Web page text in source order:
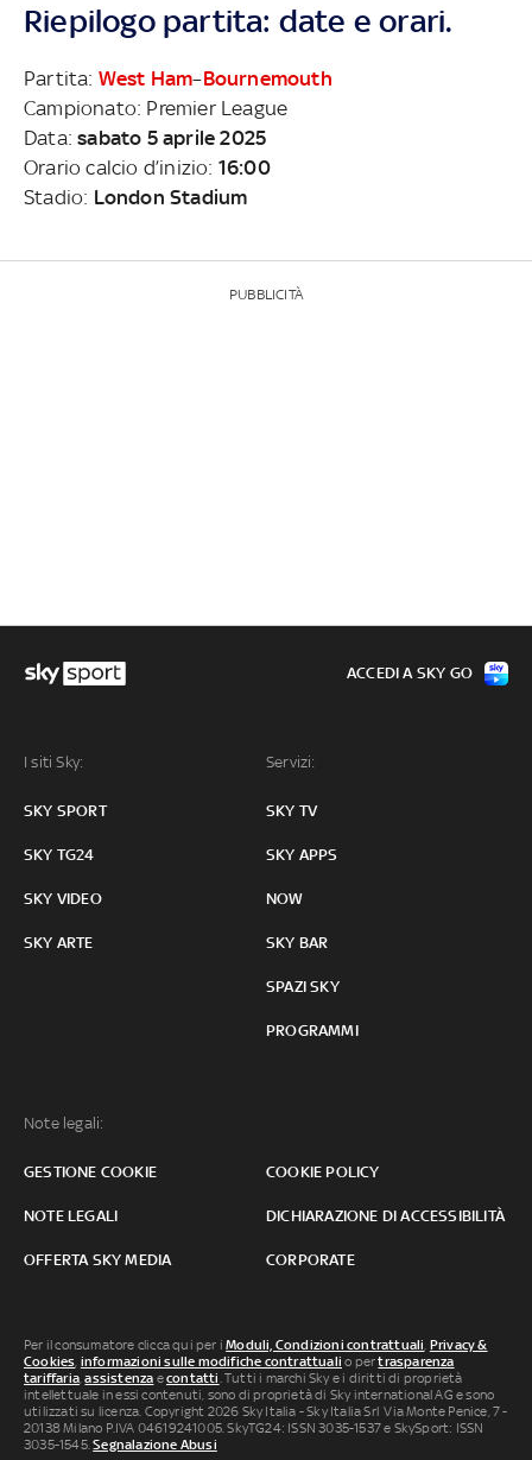
Riepilogo partita: date e orari.
Partita: West Ham–Bournemouth
Campionato: Premier League
Data:sabato 5 aprile 2025
Orario calcio d’inizio: 16:00
Stadio: London Stadium
PUBBLICITÀ
I siti Sky:
SKY SPORT
SKY TG24
SKY VIDEO
SKY ARTE
Servizi:
SKY TV
SKY APPS
NOW
SKY BAR
SPAZI SKY
PROGRAMMI
Note legali:
GESTIONE COOKIE COOKIE POLICY
NOTE LEGALI DICHIARAZIONE DI ACCESSIBILITÀ
OFFERTA SKY MEDIA CORPORATE
ACCEDI A SKY GO
Per il consumatore clicca qui per iModuli, Condizioni contrattuali Privacy &
Cookies informazioni sulle modifiche contrattuali o pertrasparenza
tariffaria ,assistenza econtatti . Tutti i marchi Sky e i diritti di proprietà
intellettuale in essi contenuti, sono di proprietà di Sky international AG e sono
utilizzati su licenza. Copyright 2026 Sky Italia - Sky Italia Srl Via Monte Penice, 7 -
20138 Milano P.IVA 04619241005. SkyTG24: ISSN 3035-1537 e SkySport: ISSN
3035-1545.Segnalazione Abusi